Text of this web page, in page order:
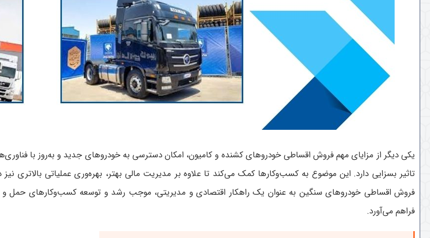
یکی دیگر از مزایای مهم فروش اقساطی خودروهای کشنده و کامیون، امکان دسترسی به خودروهای جدید و به‌روز با
تاثیر بسزایی دارد. این موضوع به کسب‌وکارها کمک می‌کند تا علاوه بر مدیریت مالی بهتر، بهره‌وری عملیاتی بالاتری
فروش اقساطی خودروهای سنگین به عنوان یک راهکار اقتصادی و مدیریتی، موجب رشد و توسعه کسب‌وکارهای
فراهم می‌آورد.